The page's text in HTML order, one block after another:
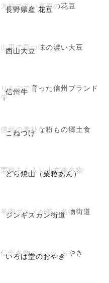
長野県産 花豆
大粒で甘い高原の花豆
西山大豆
山里で育つ味の濃い大豆
信州牛
りんごで育った信州ブランド
牛
こねつけ
信州の素朴な粉もの郷土食
どら焼山（栗粒あん）
栗粒あん入り小布施名物
ジンギスカン街道
羊肉グルメが並ぶ名物街道
いろは堂のおやき
信州名物こんがりおやき